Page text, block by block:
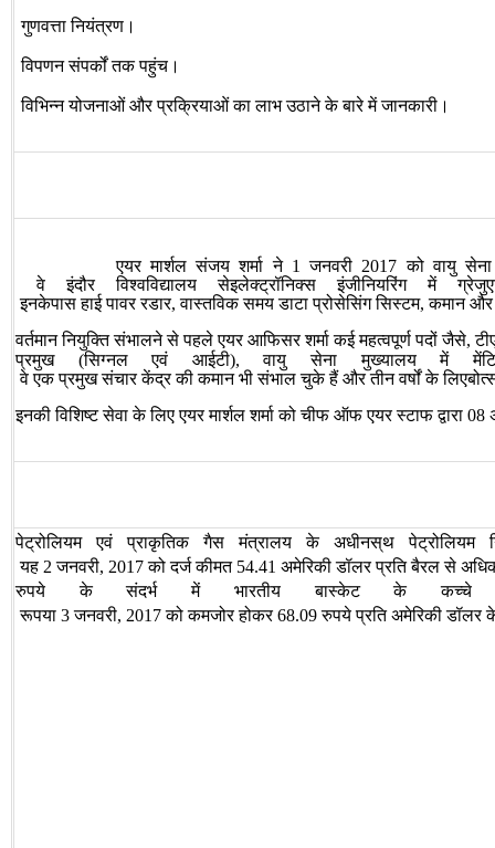
गुणवत्तानियंत्रण।
विपणनसंपर्कोंतकपहुंच।
विभिन्नयोजनाओंऔरप्रक्रियाओंकालाभउठानेकेबारेमेंजानकारी।
एयर मार्शल संजय शर्मा ने1जनवरी 2017को वायु सेना
वे इंदौर विश्वविद्यालय सेइलेक्ट्रॉनिक्स इंजीनियरिंग में
इनकेपासहाईपावररडार,वास्तविकसमयडाटाप्रोसेसिंगसिस्टम,कमानऔर
वर्तमाननियुक्तिसंभालनेसेपहलेएयरआफिसरशर्माकईमहत्वपूर्णपदोंजैसे,
प्रमुख(सिग्नल एवं आईटी),वायु सेना मुख्यालय में
वेएकप्रमुखसंचारकेंद्रकीकमानभीसंभालचुकेहैंऔरतीनवर्षोंके
इनकीविशिष्टसेवाकेलिएएयरमार्शलशर्माकोचीफऑफएयरस्टाफद्वारा 08
पेट्रोलियम एवं प्राकृतिक गैस मंत्रालय के अधीनस्थ पेट्रोलियम
यह 2जनवरी, 2017कोदर्जकीमत54.41 अमेरिकीडॉलरप्रतिबैरलसे
रुपये
के संदर्भ में भारतीय बास्केट के
कच्चे
रूपया 3जनवरी, 2017कोकमजोरहोकर68.09रुपयेप्रतिअमेरिकीडॉलर